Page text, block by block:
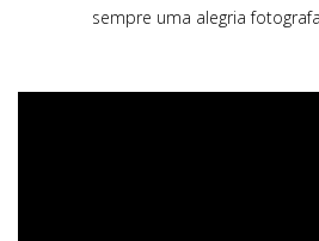
sempre uma alegria